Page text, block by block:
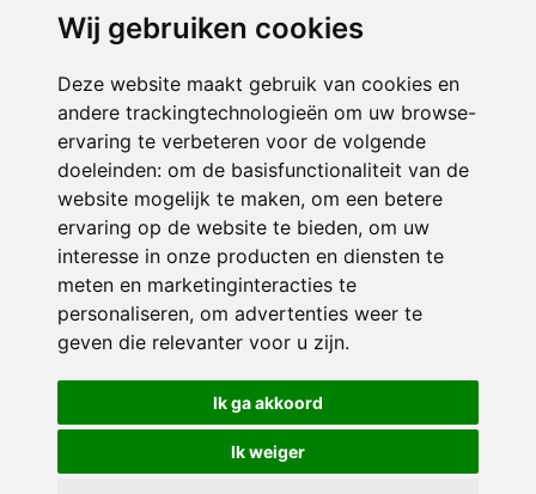
Wij gebruiken cookies
Deze website maakt gebruik van cookies en
andere trackingtechnologieën om uw browse-
ervaring te verbeteren voor de volgende
doeleinden: om de basisfunctionaliteit van de
website mogelijk te maken, om een betere
ervaring op de website te bieden, om uw
interesse in onze producten en diensten te
meten en marketinginteracties te
personaliseren, om advertenties weer te
geven die relevanter voor u zijn.
Ik ga akkoord
Ik weiger
ONDERDEEL VAN
© 2026 Avonturijn | Alle rechten voorbehouden
Privacy policy|Disclaimer| Klachtenregeling|RSIN en Anbi
voorkeuren
Crealisatie The MindOffice